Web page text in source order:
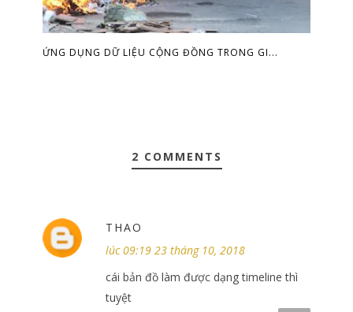
ỨNG DỤNG DỮ LIỆU CỘNG ĐỒNG TRONG GI...
2 COMMENTS
THAO
lúc 09:19 23 tháng 10, 2018
cái bản đồ làm được dạng timeline thì
tuyệt